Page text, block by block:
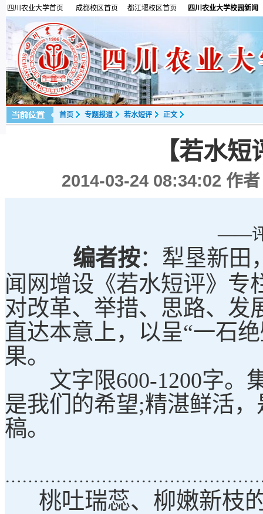
四川农业大学首页 成都校区首页 都江堰校区首页 四川农业大学校园新闻
首页 专题报道 若水短评 正文
【若水
2014-03-24 08:34:02 作
——评
编者按：犁垦新田
闻网增设《若水短评》专
对改革、举措、思路、发
直达本意上，以呈“一石
果。
文字限600-1200字。
是我们的希望;精湛鲜活
稿。
桃吐瑞蕊、柳嫩新枝